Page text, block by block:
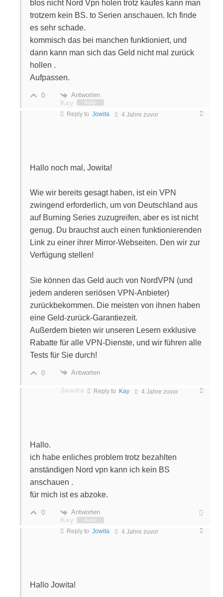
blos nicht Nord Vpn holen trotz kaufes kann man
trotzem kein BS. to Serien anschauen. Ich finde
es sehr schade.
kommisch das bei manchen funktioniert, und
dann kann man sich das Geld nicht mal zurück
hollen .
Aufpassen.
0 Antworten
Kay Autor
Reply to Jowita 4 Jahre zuvor
Hallo noch mal, Jowita!
Wie wir bereits gesagt haben, ist ein VPN
zwingend erforderlich, um von Deutschland aus
auf Burning Series zuzugreifen, aber es ist nicht
genug. Du brauchst auch einen funktionierenden
Link zu einer ihrer Mirror-Webseiten. Den wir zur
Verfügung stellen!
Sie können das Geld auch von NordVPN (und
jedem anderen seriösen VPN-Anbieter)
zurückbekommen. Die meisten von ihnen haben
eine Geld-zurück-Garantiezeit.
Außerdem bieten wir unseren Lesern exklusive
Rabatte für alle VPN-Dienste, und wir führen alle
Tests für Sie durch!
0 Antworten
Jowita Reply to Kay 4 Jahre zuvor
Hallo.
ich habe enliches problem trotz bezahlten
anständigen Nord vpn kann ich kein BS
anschauen .
für mich ist es abzoke.
0 Antworten
Kay Autor
Reply to Jowita 4 Jahre zuvor
Hallo Jowita!